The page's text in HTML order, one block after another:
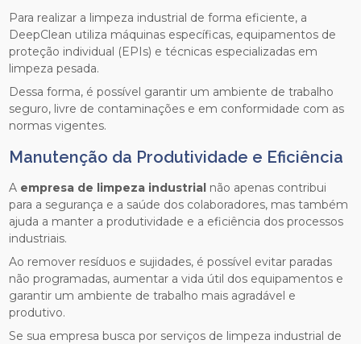
Para realizar a limpeza industrial de forma eficiente, a
DeepClean utiliza máquinas específicas, equipamentos de
proteção individual (EPIs) e técnicas especializadas em
limpeza pesada.
Dessa forma, é possível garantir um ambiente de trabalho
seguro, livre de contaminações e em conformidade com as
normas vigentes.
Manutenção da Produtividade e Eficiência
A empresa de limpeza industrial não apenas contribui
para a segurança e a saúde dos colaboradores, mas também
ajuda a manter a produtividade e a eficiência dos processos
industriais.
Ao remover resíduos e sujidades, é possível evitar paradas
não programadas, aumentar a vida útil dos equipamentos e
garantir um ambiente de trabalho mais agradável e
produtivo.
Se sua empresa busca por serviços de limpeza industrial de